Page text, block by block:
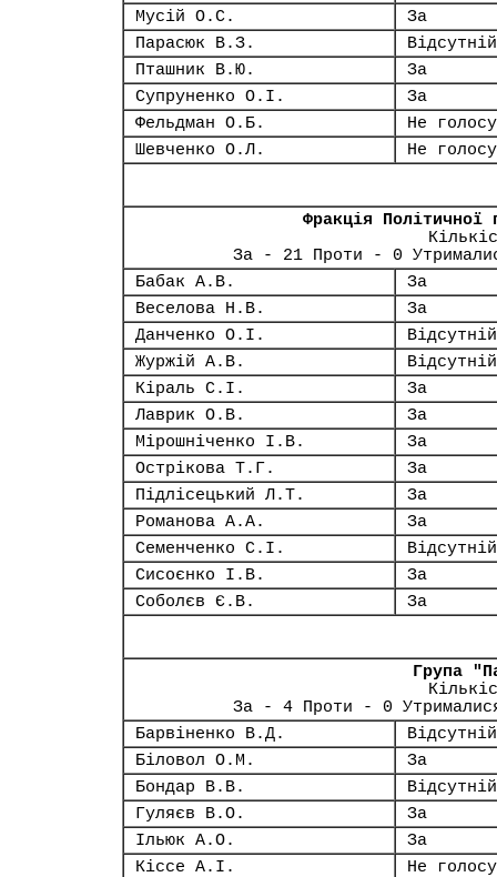
Мусій О.С.
За
Парасюк В.З.
Відсутній
Пташник В.Ю.
За
Супруненко О.І.
За
Фельдман О.Б.
Не
Шевченко О.Л.
Не
Фракція Політичної
За - 21 Проти - 0
Бабак А.В.
За
Веселова Н.В.
За
Данченко О.І.
Відсутній
Журжій А.В.
Відсутній
Кіраль С.І.
За
Лаврик О.В.
За
Мірошніченко І.В.
За
Острікова Т.Г.
За
Підлісецький Л.Т.
За
Романова А.А.
За
Семенченко С.І.
Відсутній
Сисоєнко І.В.
За
Соболєв Є.В.
За
Група
За - 4 Проти - 0
Барвіненко В.Д.
Відсутній
Біловол О.М.
За
Бондар В.В.
Відсутній
Гуляєв В.О.
За
Ільюк А.О.
За
Кіссе А.І.
Не